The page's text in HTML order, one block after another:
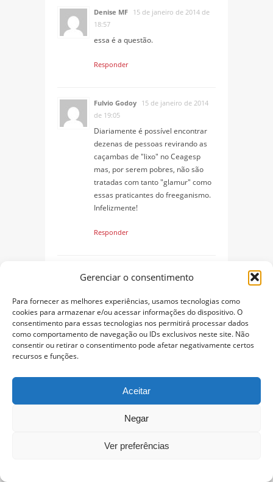
Gerenciar o consentimento
Para fornecer as melhores experiências, usamos tecnologias como
cookies para armazenar e/ou acessar informações do dispositivo. O
consentimento para essas tecnologias nos permitirá processar dados
como comportamento de navegação ou IDs exclusivos neste site. Não
consentir ou retirar o consentimento pode afetar negativamente certos
recursos e funções.
Aceitar
Negar
Ver preferências
Denise MF 15 de janeiro de 2014 de
18:57
essa é a questão.
Responder
Fulvio Godoy 15 de janeiro de 2014
de 19:05
Diariamente é possível encontrar
dezenas de pessoas revirando as
caçambas de "lixo" no Ceagesp
mas, por serem pobres, não são
tratadas com tanto "glamur" como
essas praticantes do freeganismo.
Infelizmente!
Responder
de 19:06
E se elas gostam de economizar o
dinheiro da comida pra comprar
uma maconha? O que isso tem a
ver com você? E quem é você pra
fazer esse julgamento delas? Deixe
prêmios por essa iniciativa e não
comentários ridículos como o seu.
Diego Rocha
15 de janeiro de 2014